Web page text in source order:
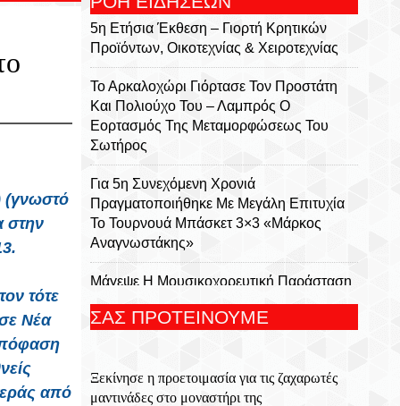
(γνωστό
στην
τότε
Νέα
από
5η Ετήσια Έκθεση – Γιορτή Κρητικών
Προϊόντων, Οικοτεχνίας & Χειροτεχνίας
Το Αρκαλοχώρι Γιόρτασε Τον Προστάτη
Και Πολιούχο Του – Λαμπρός Ο
Εορτασμός Της Μεταμορφώσεως Του
Σωτήρος
Για 5η Συνεχόμενη Χρονιά
Πραγματοποιήθηκε Με Μεγάλη Επιτυχία
Το Τουρνουά Μπάσκετ 3×3 «Μάρκος
Αναγνωστάκης»
Μάγεψε Η Μουσικοχορευτική Παράσταση
Του Φεστιβάλ Κρήτης «Donna Nobis Pace
– Echoes Of Hope»
Του Ονείρου» Ανοίγει Η Αυλαία Της
Παράλληλης Δράσης Του Φεστιβάλ
ΣΑΣ ΠΡΟΤΕΙΝΟΥΜΕ
Ξεκίνησε η προετοιμασία για τις ζαχαρωτές
μαντινάδες στο μοναστήρι της